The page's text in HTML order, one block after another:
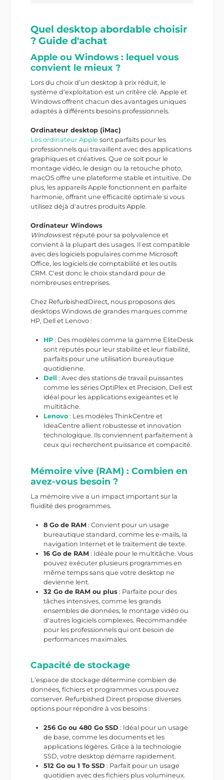
Quel desktop abordable choisir
? Guide d'achat
Apple ou Windows : lequel vous
convient le mieux ?
Lors du choix d’un desktop à prix réduit, le
système d’exploitation est un critère clé. Apple et
Windows offrent chacun des avantages uniques
adaptés à différents besoins professionnels.
Ordinateur desktop (iMac)
Les ordinateur Apple sont parfaits pour les
professionnels qui travaillent avec des applications
graphiques et créatives. Que ce soit pour le
montage vidéo, le design ou la retouche photo,
macOS offre une plateforme stable et intuitive. De
plus, les appareils Apple fonctionnent en parfaite
harmonie, offrant une efficacité optimale si vous
utilisez déjà d'autres produits Apple.
Ordinateur Windows
Windowsest réputé pour sa polyvalence et
convient à la plupart des usages. Il est compatible
avec des logiciels populaires comme Microsoft
Office, les logiciels de comptabilité et les outils
CRM. C'est donc le choix standard pour de
nombreuses entreprises.
Chez RefurbishedDirect, nous proposons des
desktops Windows de grandes marques comme
HP, Dell et Lenovo :
HP: Des modèles comme la gamme EliteDesk
sont réputés pour leur stabilité et leur fiabilité,
parfaits pour une utilisation bureautique
quotidienne.
Dell : Avec des stations de travail puissantes
comme les séries OptiPlex et Precision, Dell est
idéal pour les applications exigeantes et le
multitâche.
Lenovo: Les modèles ThinkCentre et
IdeaCentre allient robustesse et innovation
technologique. Ils conviennent parfaitement à
ceux qui recherchent puissance et compacité.
Mémoire vive (RAM) : Combien en
avez-vous besoin ?
La mémoire vive a un impact important sur la
fluidité des programmes.
8 Go de RAM: Convient pour un usage
bureautique standard, comme les e-mails, la
navigation Internet et le traitement de texte.
16 Go de RAM: Idéale pour le multitâche. Vous
pouvez exécuter plusieurs programmes en
même temps sans que votre desktop ne
devienne lent.
32 Go de RAM ou plus: Parfaite pour des
tâches intensives, comme les grands
ensembles de données, le montage vidéo ou
d'autres logiciels complexes. Recommandée
pour les professionnels qui ont besoin de
performances maximales.
Capacité de stockage
L'espace de stockage détermine combien de
données, fichiers et programmes vous pouvez
conserver. Refurbished Direct propose diverses
options pour répondre à vos besoins :
256 Go ou 480 Go SSD : Idéal pour un usage
de base, comme les documents et les
applications légères. Grâce à la technologie
SSD, votre desktop démarre rapidement.
512 Go ou 1 To SSD : Parfait pour un usage
quotidien avec des fichiers plus volumineux.